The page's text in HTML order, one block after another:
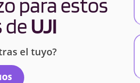
para estos
deUJI
el tuyo?